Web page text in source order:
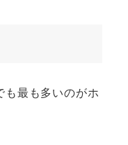
も最も多いのがホ